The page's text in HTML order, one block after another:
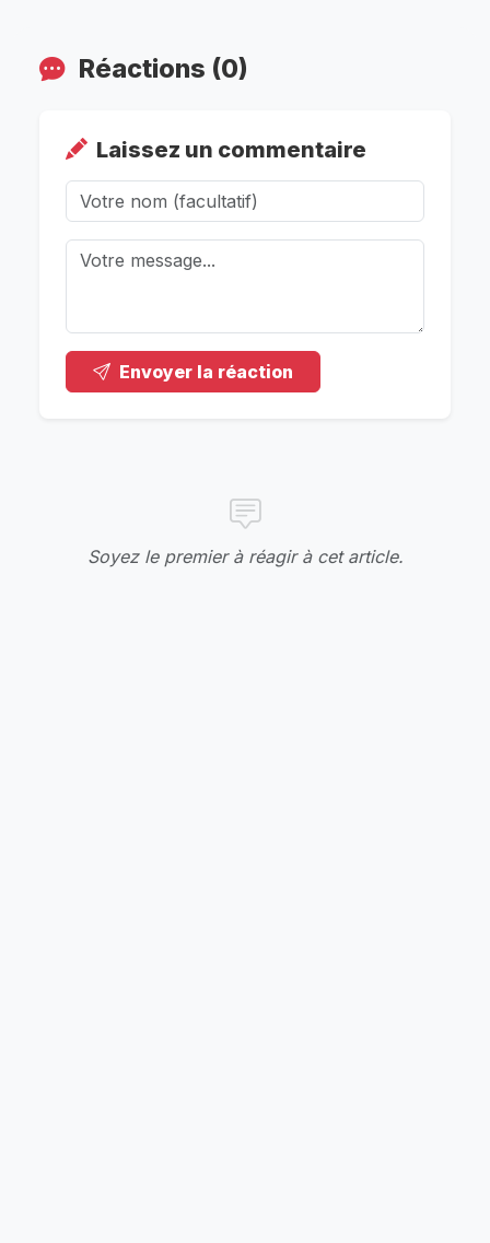
Réactions (0)
Laissez un commentaire
Envoyer la réaction
Soyez le premier à réagir à cet article.